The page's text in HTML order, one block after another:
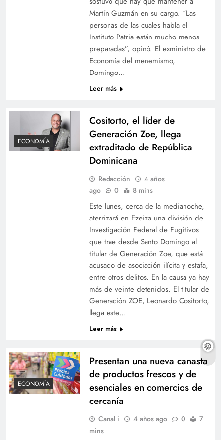
Martín Guzmán en su cargo. “Las
personas de las cuales habla el
Instituto Patria están mucho menos
preparadas”, opinó. El exministro de
Economía del menemismo,
Domingo…
Leer más
ECONOMÍA
Cositorto, el líder de
Generación Zoe, llega
extraditado de República
Dominicana
Redacción
4 años
ago
0 8 mins
Este lunes, cerca de la medianoche,
aterrizará en Ezeiza una división de
Investigación Federal de Fugitivos
que trae desde Santo Domingo al
titular de Generación Zoe, que está
acusado de asociación ilícita y estafa,
entre otros delitos. En la causa ya hay
más de veinte detenidos. El titular de
Generación ZOE, Leonardo Cositorto,
llega este…
Leer más
ECONOMÍA
Presentan una nueva canasta
de productos frescos y de
esenciales en comercios de
cercanía
Canal i 4 años ago 0
7
mins